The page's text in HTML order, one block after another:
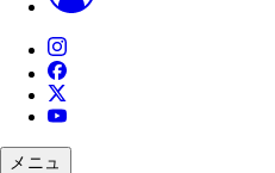
メニュ